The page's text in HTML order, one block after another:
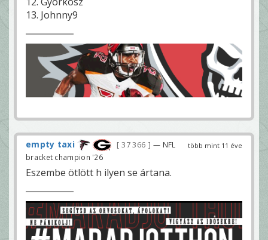
13. Johnny9
több mint 11 éve
empty taxi 37 366
— NFL
bracket champion '26
Eszembe ötlött h ilyen se ártana.